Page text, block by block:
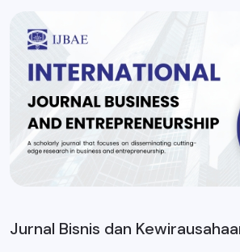
Jurnal Bisnis dan